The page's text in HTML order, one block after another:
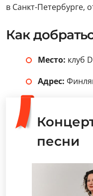
в Санкт-Петербурге,
Как
Место: клуб
Адрес:
песни